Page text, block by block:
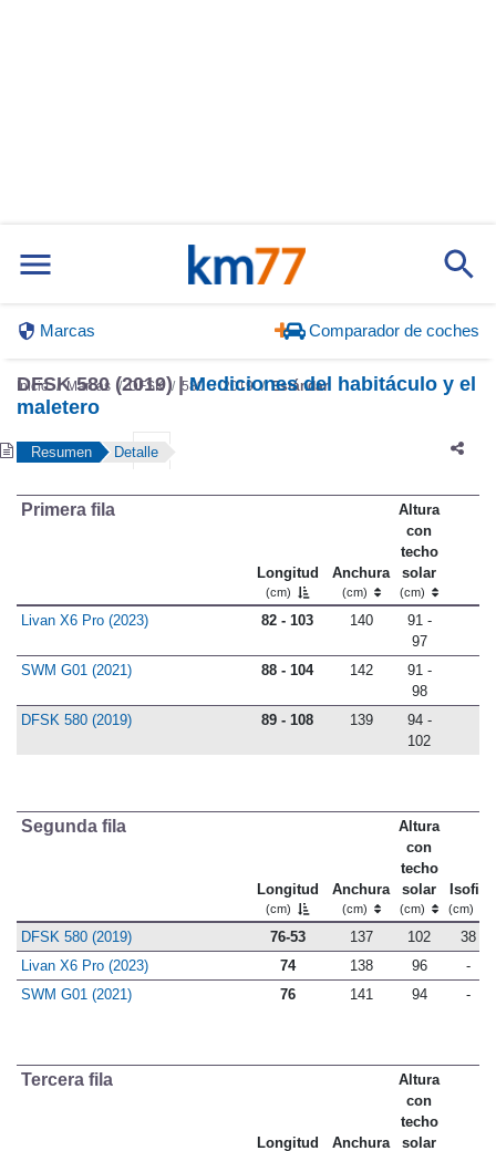
Marcas Comparador de coches
Inicio Marcas DFSK 580 2019 Estándar
DFSK 580 (2019) |Mediciones del habitáculo y el
maletero
Resumen Detalle
Primera fila
Longitud
(cm)
Anchura
(cm)
Altura
con
techo
solar
(cm)
Livan X6 Pro (2023) 82 - 103 140
91 -
97
SWM G01 (2021)
88 - 104 142
91 -
98
DFSK 580 (2019)
89 - 108 139
94 -
102
Segunda fila
Longitud
(cm)
Anchura
(cm)
Altura
con
techo
solar
(cm)
Isofix
(cm)
DFSK 580 (2019) 76-53 137 102
38
Livan X6 Pro (2023)
74 138 96
-
SWM G01 (2021)
76 141 94 -
Tercera fila
Longitud Anchura
Altura
con
techo
solar